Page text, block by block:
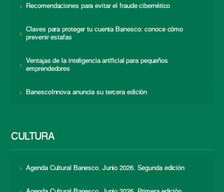
Recomendaciones para evitar el fraude cibernético
Claves para proteger tu cuenta Banesco: conoce cómo
prevenir estafas
Ventajas de la inteligencia artificial para pequeños
emprendedores
BanescoInnova anuncia su tercera edición
CULTURA
Agenda Cultural Banesco. Junio 2026. Segunda edición